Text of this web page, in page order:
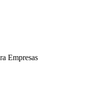
Empresas